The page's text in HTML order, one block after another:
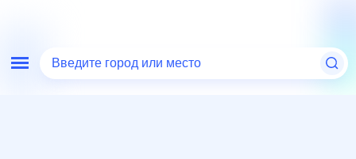
Введите город или место